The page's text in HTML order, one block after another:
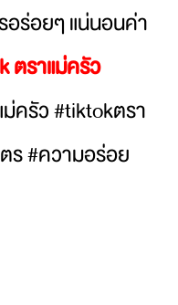
ร่อยๆ แน่นอนค่า
ตราแม่ครัว
ครัว #tiktokตรา
ร #ความอร่อย